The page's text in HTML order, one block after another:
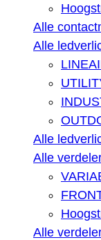
Alle
Alle
Alle
Alle
Alle